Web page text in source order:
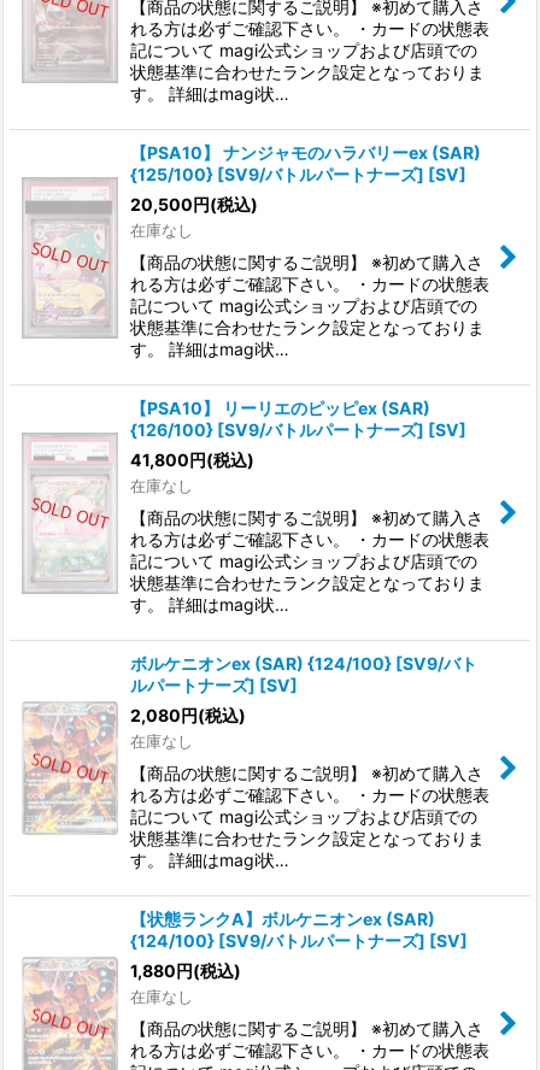
【商品の状態に関するご説明】 ※初めて購入さ
れる方は必ずご確認下さい。 ・カードの状態表
記について magi公式ショップおよび店頭での
状態基準に合わせたランク設定となっておりま
す。 詳細はmagi状…
【PSA10】 ナンジャモのハラバリーex (SAR)
{125/100} [SV9/バトルパートナーズ] [SV]
20,500円(税込)
在庫なし
【商品の状態に関するご説明】 ※初めて購入さ
れる方は必ずご確認下さい。 ・カードの状態表
記について magi公式ショップおよび店頭での
状態基準に合わせたランク設定となっておりま
す。 詳細はmagi状…
【PSA10】 リーリエのピッピex (SAR)
{126/100} [SV9/バトルパートナーズ] [SV]
41,800円(税込)
在庫なし
【商品の状態に関するご説明】 ※初めて購入さ
れる方は必ずご確認下さい。 ・カードの状態表
記について magi公式ショップおよび店頭での
状態基準に合わせたランク設定となっておりま
す。 詳細はmagi状…
ボルケニオンex (SAR) {124/100} [SV9/バト
ルパートナーズ] [SV]
2,080円(税込)
在庫なし
【商品の状態に関するご説明】 ※初めて購入さ
れる方は必ずご確認下さい。 ・カードの状態表
記について magi公式ショップおよび店頭での
状態基準に合わせたランク設定となっておりま
す。 詳細はmagi状…
【状態ランクA】ボルケニオンex (SAR)
{124/100} [SV9/バトルパートナーズ] [SV]
1,880円(税込)
在庫なし
【商品の状態に関するご説明】 ※初めて購入さ
れる方は必ずご確認下さい。 ・カードの状態表